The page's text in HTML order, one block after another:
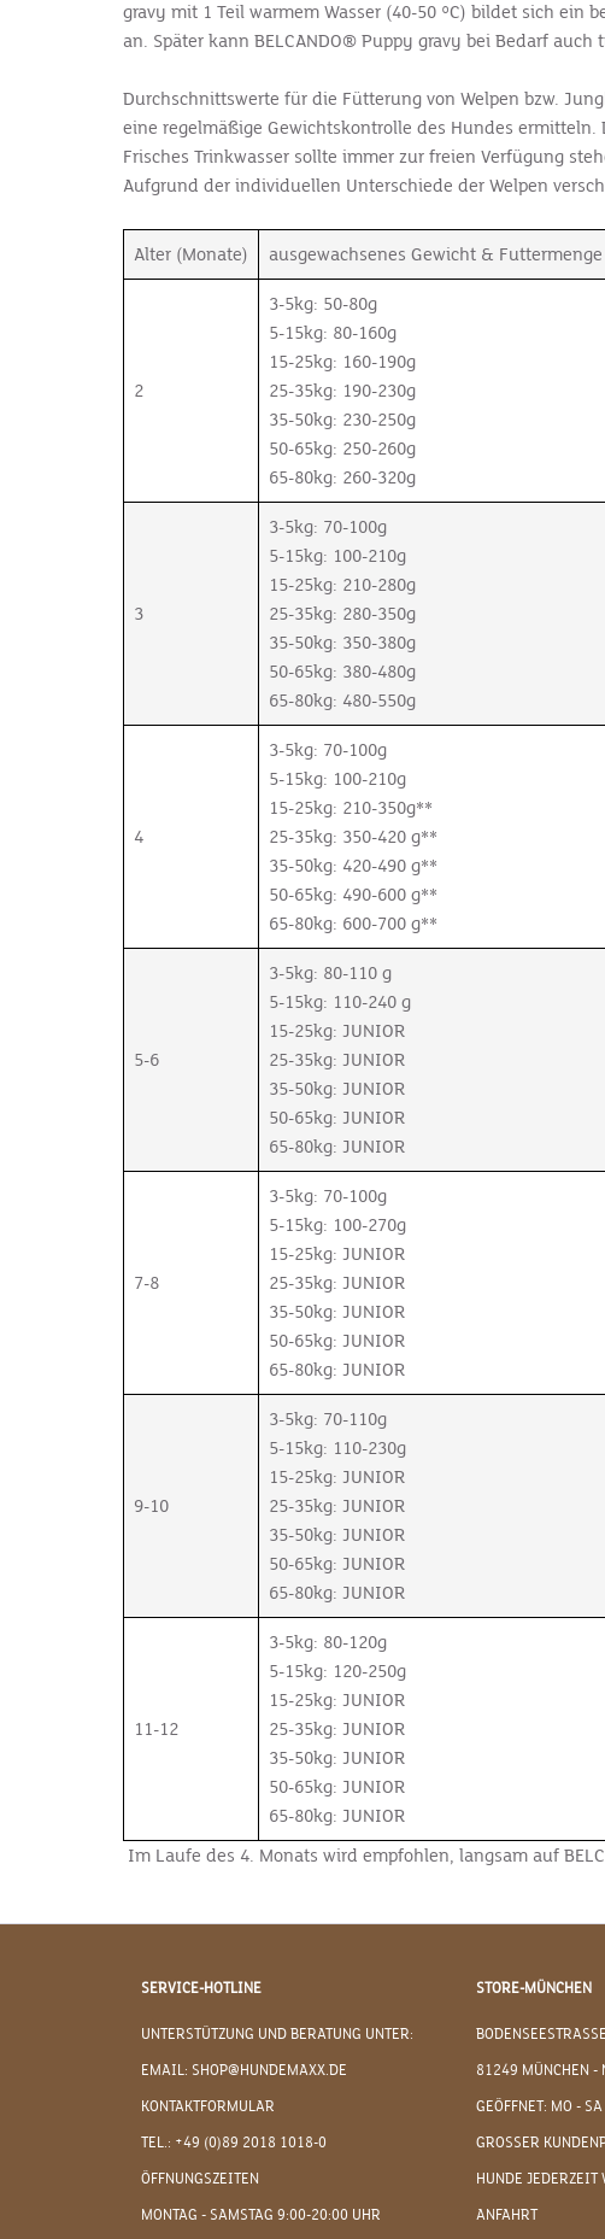
gravy mit 1 Teil warmem Wasser (40-50 °C) bildet sich ein
an. Später kann BELCANDO® Puppy gravy bei Bedarf
Durchschnittswerte für die Fütterung von Welpen bzw.
eine regelmäßige Gewichtskontrolle des Hundes
Frisches Trinkwasser sollte immer zur freien Verfügung
Aufgrund der individuellen Unterschiede der Welpen
Alter (Monate) ausgewachsenes Gewicht & Futtermenge
2
3-5kg: 50-80g
5-15kg: 80-160g
15-25kg: 160-190g
25-35kg: 190-230g
35-50kg: 230-250g
50-65kg: 250-260g
65-80kg: 260-320g
3
3-5kg: 70-100g
5-15kg: 100-210g
15-25kg: 210-280g
25-35kg: 280-350g
35-50kg: 350-380g
50-65kg: 380-480g
65-80kg: 480-550g
4
3-5kg: 70-100g
5-15kg: 100-210g
15-25kg: 210-350g**
25-35kg: 350-420 g**
35-50kg: 420-490 g**
50-65kg: 490-600 g**
65-80kg: 600-700 g**
5-6
3-5kg: 80-110 g
5-15kg: 110-240 g
15-25kg: JUNIOR
25-35kg: JUNIOR
35-50kg: JUNIOR
50-65kg: JUNIOR
65-80kg: JUNIOR
7-8
3-5kg: 70-100g
5-15kg: 100-270g
15-25kg: JUNIOR
25-35kg: JUNIOR
35-50kg: JUNIOR
50-65kg: JUNIOR
65-80kg: JUNIOR
9-10
3-5kg: 70-110g
5-15kg: 110-230g
15-25kg: JUNIOR
25-35kg: JUNIOR
35-50kg: JUNIOR
50-65kg: JUNIOR
65-80kg: JUNIOR
11-12
3-5kg: 80-120g
5-15kg: 120-250g
15-25kg: JUNIOR
25-35kg: JUNIOR
35-50kg: JUNIOR
50-65kg: JUNIOR
65-80kg: JUNIOR
Im Laufe des 4. Monats wird empfohlen, langsam auf
SERVICE-HOTLINE
UNTERSTÜTZUNG UND BERATUNG UNTER:
EMAIL: SHOP@HUNDEMAXX.DE
KONTAKTFORMULAR
TEL.: +49 (0)89 2018 1018-0
ÖFFNUNGSZEITEN
MONTAG - SAMSTAG 9:00-20:00 UHR
STORE-MÜNCHEN
81249 MÜNCHEN -
GEÖFFNET: MO -
GROSSER
HUNDE
ANFAHRT